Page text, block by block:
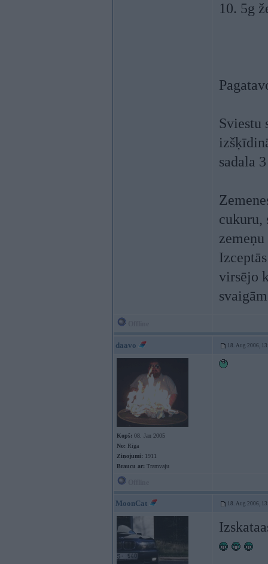
10. 5g
Sviestu
sadala
cukuru,
virsējo
daavo 18. Aug 2006,
Kopš: 08. Jan 2005
No: Rīga
Ziņojumi: 1911
Braucu ar: Tramvaju
MoonCat 18. Aug 2006,